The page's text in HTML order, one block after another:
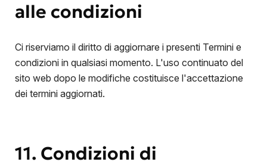
alle condizioni
Ci riserviamo il diritto di aggiornare i presenti Termini e
condizioni in qualsiasi momento. L'uso continuato del
sito web dopo le modifiche costituisce l'accettazione
dei termini aggiornati.
11. Condizioni di